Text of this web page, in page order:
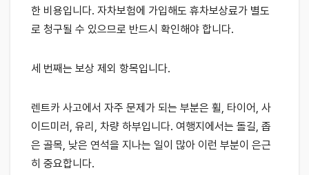
한 비용입니다. 자차보험에 가입해도 휴차보상료가 별도
로 청구될 수 있으므로 반드시 확인해야 합니다.
세 번째는 보상 제외 항목입니다.
렌트카 사고에서 자주 문제가 되는 부분은 휠, 타이어, 사
이드미러, 유리, 차량 하부입니다. 여행지에서는 돌길, 좁
은 골목, 낮은 연석을 지나는 일이 많아 이런 부분이 은근
히 중요합니다.